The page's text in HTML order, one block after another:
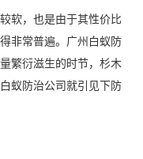
软，也是由于其性价比
非常普遍。 广州白蚁防
繁衍滋生的时节，杉木
蚁防治公司就引见下防